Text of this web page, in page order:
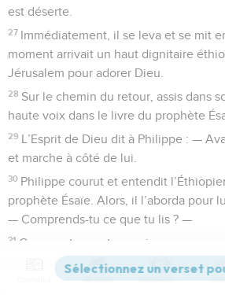
est déserte.
27 Immédiatement, il se leva et se mit
moment arrivait un haut dignitaire
Jérusalem pour adorer Dieu.
28 Sur le chemin du retour, assis dans
haute voix dans le livre du prophète
29 L’Esprit de Dieu dit à Philippe : —
et marche à côté de lui.
30 Philippe courut et entendit
prophète Ésaïe. Alors, il l’aborda pour
— Comprends-tu ce que tu lis ? —
31 Comment veux-tu que je
je n’ai personne pour me guider et
Philippe de monter dans la voiture et
Versions Commentaires